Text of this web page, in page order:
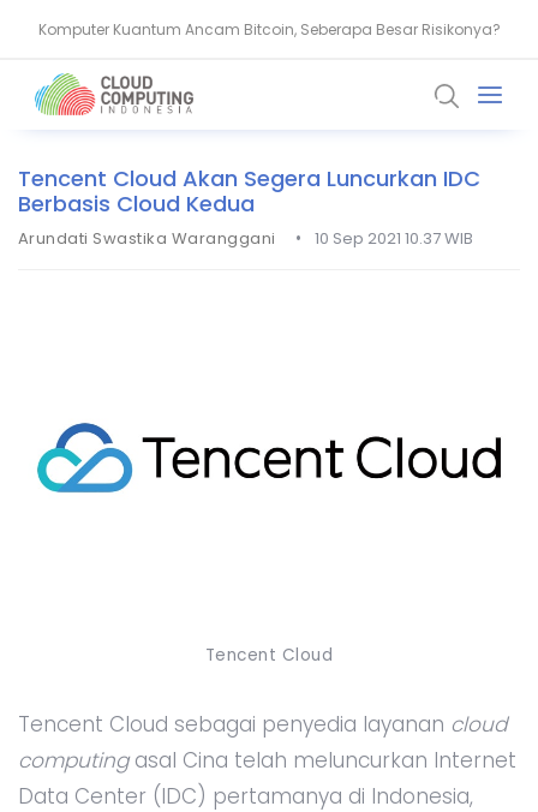
Komputer Kuantum Ancam Bitcoin, Seberapa Besar Risikonya?
AMD Gandeng Core Scientific Bangun Infrastruktur AI Raksasa
Tencent Cloud Akan Segera Luncurkan IDC
Berbasis Cloud Kedua
Arundati Swastika Waranggani • 10 Sep 2021 10.37 WIB
Tencent Cloud
Tencent Cloud sebagai penyedia layanan cloud
computingasal Cina telah meluncurkan Internet
Data Center (IDC) pertamanya di Indonesia,